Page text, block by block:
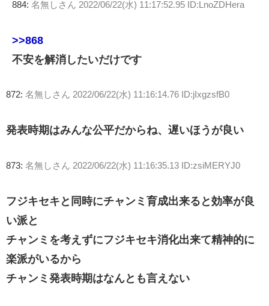
884: 名無しさん 2022/06/22(水) 11:17:52.95 ID:LnoZDHera
>>868
不安を解消したいだけです
872: 名無しさん 2022/06/22(水) 11:16:14.76 ID:jIxgzsfB0
発表時期はみんな公平だからね、遅いほうが良い
873: 名無しさん 2022/06/22(水) 11:16:35.13 ID:zsiMERYJ0
フジキセキと同時にチャンミ育成出来ると効率が良
い派と
チャンミを考えずにフジキセキ消化出来て精神的に
楽派がいるから
チャンミ発表時期はなんとも言えない